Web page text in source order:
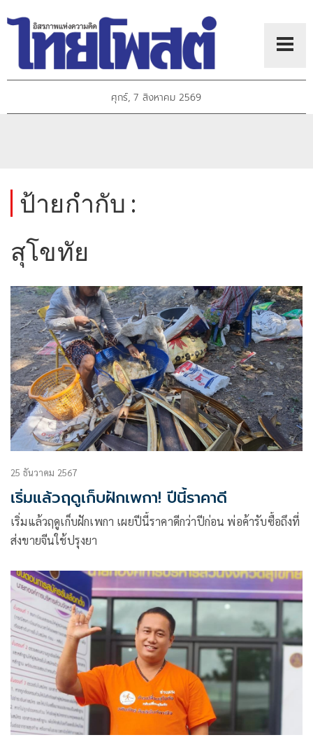
ศุกร์, 7 สิงหาคม 2569
ป้ายกำกับ :
สุโขทัย
25 ธันวาคม 2567
เริ่มแล้วฤดูเก็บฝักเพกา! ปีนี้ราคาดี
เริ่มแล้วฤดูเก็บฝักเพกา เผยปีนี้ราคาดีกว่าปีก่อน พ่อค้ารับซื้อถึงที่
ส่งขายจีนใช้ปรุงยา